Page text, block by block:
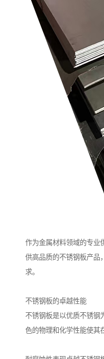
作为金属材料领域的专业
供高品质的不锈钢板产品
求。
不锈钢板的卓越性能
不锈钢板是以优质不锈钢
色的物理和化学性能使其